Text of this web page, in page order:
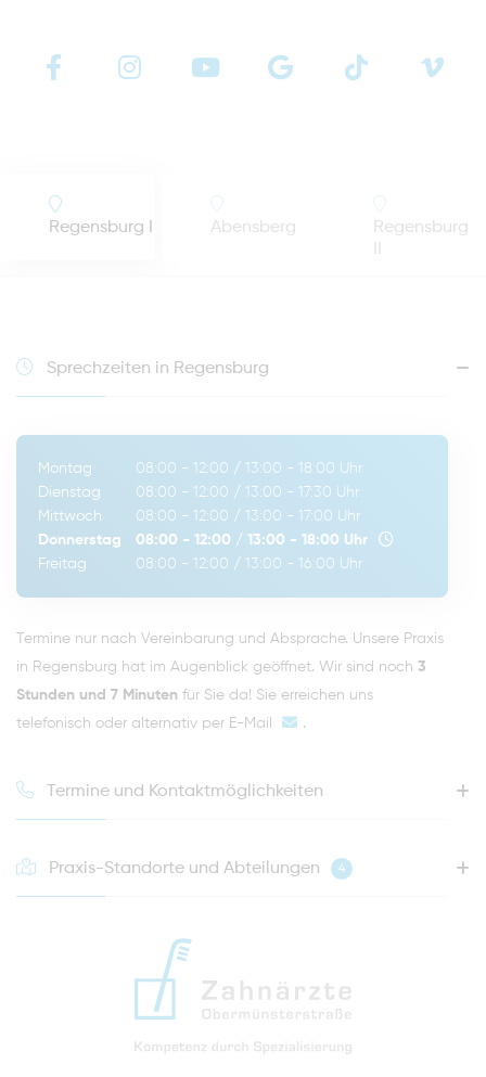
Regensburg I Abensberg
Regensburg
Sprechzeiten in Regensburg
Montag 08:00 - 12:00 / 13:00 - 18:00 Uhr
Dienstag
08:00 - 12:00 / 13:00 - 17:30 Uhr
Mittwoch
08:00 - 12:00 / 13:00 - 17:00 Uhr
Donnerstag
08:00 - 12:00 / 13:00 - 18:00 Uhr
Freitag
08:00 - 12:00 / 13:00 - 16:00 Uhr
Termine nur nach Vereinbarung und Absprache. Unsere Praxis
in Regensburg hat im Augenblick geöffnet. Wir sind noch 3
Stunden und 7 Minuten für Sie da! Sie erreichen uns
telefonisch oder alternativ per E-Mail .
Termine und Kontaktmöglichkeiten
info@zahnaerzte-in-regensburg.de
Praxis-Standorte und Abteilungen 4